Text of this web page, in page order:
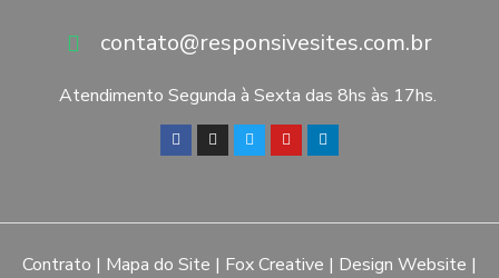
contato@responsivesites.com.br
Atendimento Segunda à Sexta das 8hs às 17hs.
Contrato | Mapa do Site | Fox Creative | Design Website |